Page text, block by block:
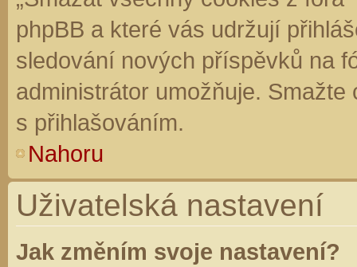
phpBB a které vás udržují
sledování nových příspěvků na
administrátor umožňuje.
s přihlašováním.
Nahoru
Uživatelská nastavení
Jak změním svoje nastavení?